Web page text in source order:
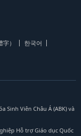
）
한국어
Sinh Viên Châu Á (ABK) và
Hỗ trợ Giáo dục Quốc